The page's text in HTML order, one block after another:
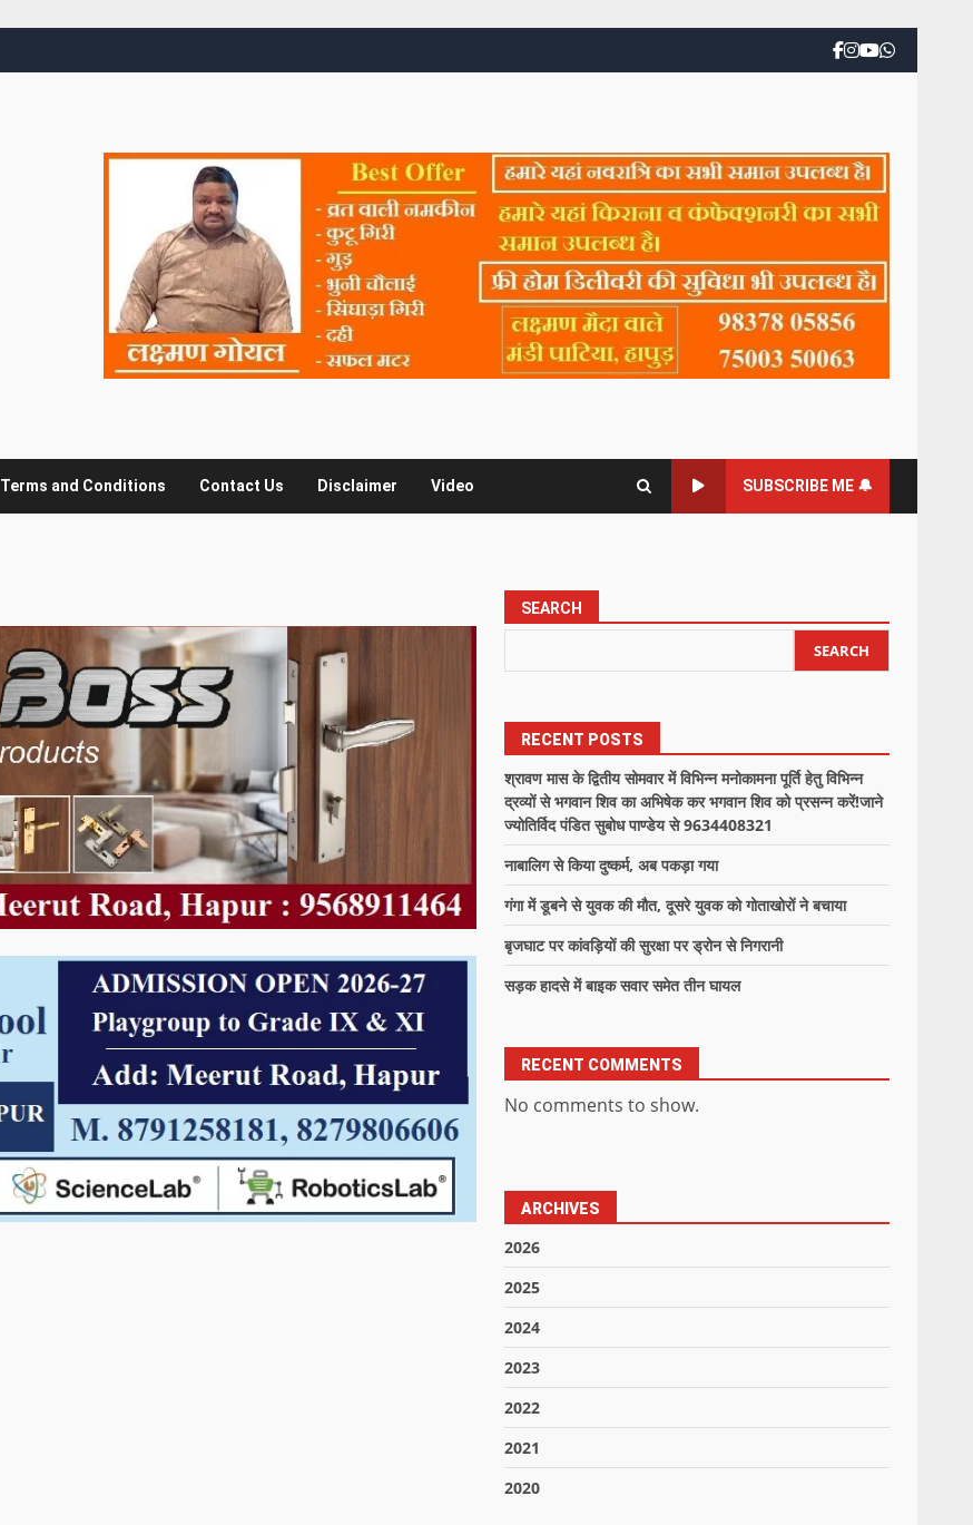
Terms and Conditions Contact Us Disclaimer Video SUBSCRIBE ME 🔔
SEARCH
SEARCH
RECENT POSTS
श्रावण मास के द्वितीय सोमवार में विभिन्न मनोकामना पूर्ति हेतु विभिन्न
द्रव्यों से भगवान शिव का अभिषेक कर भगवान शिव को प्रसन्न करें!जाने
ज्योतिर्विद पंडित सुबोध पाण्डेय से 9634408321
नाबालिग से किया दुष्कर्म, अब पकड़ा गया
गंगा में डूबने से युवक की मौत, दूसरे युवक को गोताखोरों ने बचाया
बृजघाट पर कांवड़ियों की सुरक्षा पर ड्रोन से निगरानी
सड़क हादसे में बाइक सवार समेत तीन घायल
RECENT COMMENTS
No comments to show.
ARCHIVES
2026
2025
2024
2023
2022
2021
2020